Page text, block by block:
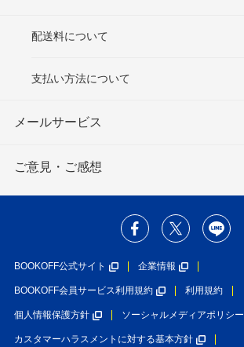
配送料について
支払い方法について
メールサービス
ご意見・ご感想
BOOKOFF公式サイト 企業情報
BOOKOFF会員サービス利用規約 利用規約
個人情報保護方針 ソーシャルメディアポリシー
カスタマーハラスメントに対する基本方針